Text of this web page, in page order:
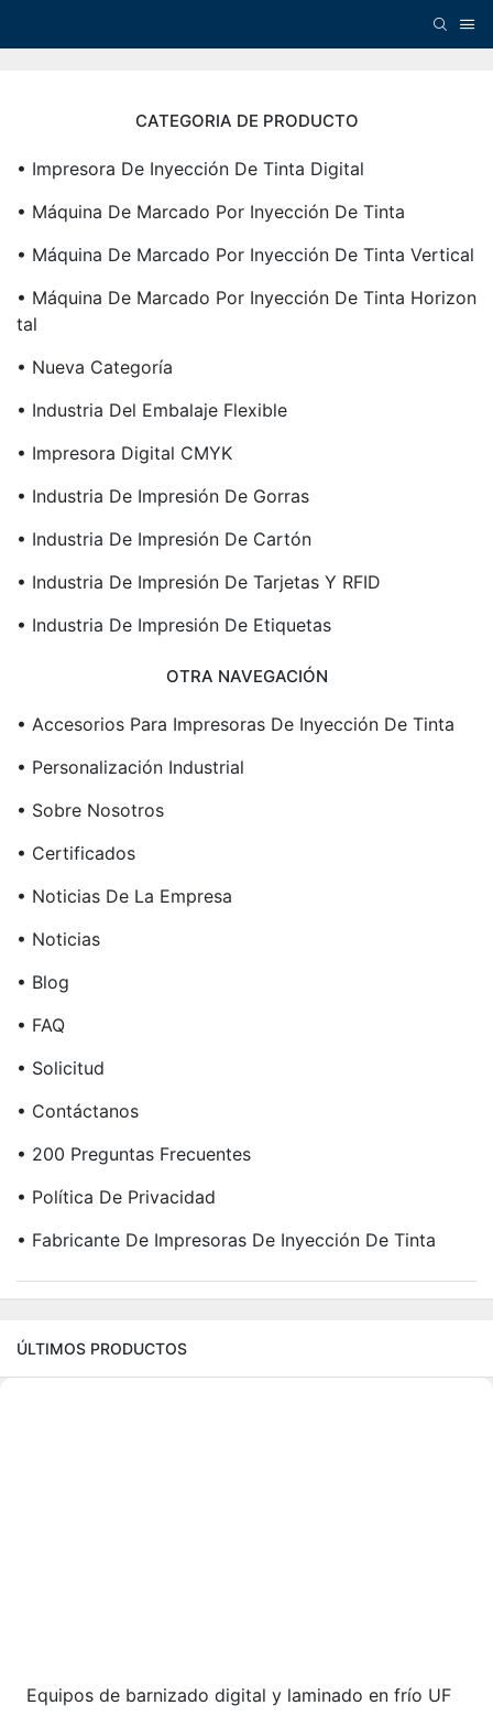
CATEGORIA DE PRODUCTO
• Impresora De Inyección De Tinta Digital
• Máquina De Marcado Por Inyección De Tinta
• Máquina De Marcado Por Inyección De Tinta Vertical
• Máquina De Marcado Por Inyección De Tinta Horizon
Tal
• Nueva Categoría
• Industria Del Embalaje Flexible
• Impresora Digital CMYK
• Industria De Impresión De Gorras
• Industria De Impresión De Cartón
• Industria De Impresión De Tarjetas Y RFID
• Industria De Impresión De Etiquetas
OTRA NAVEGACIÓN
• Accesorios Para Impresoras De Inyección De Tinta
• Personalización Industrial
• Sobre Nosotros
• Certificados
• Noticias De La Empresa
• Noticias
• Blog
• FAQ
• Solicitud
• Contáctanos
• 200 Preguntas Frecuentes
• Política De Privacidad
• Fabricante De Impresoras De Inyección De Tinta
ÚLTIMOS PRODUCTOS
Equipos de barnizado digital y laminado en frío UF